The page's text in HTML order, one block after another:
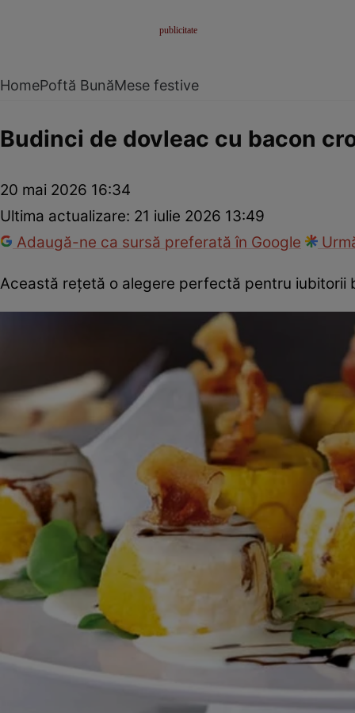
HomePoftă BunăMese festive
Budinci de dovleac cu bacon
20 mai 2026 16:34
Ultima actualizare: 21 iulie 2026 13:49
Adaugă-ne ca sursă preferată în Google
Această rețetă o alegere perfectă pentru iubitorii